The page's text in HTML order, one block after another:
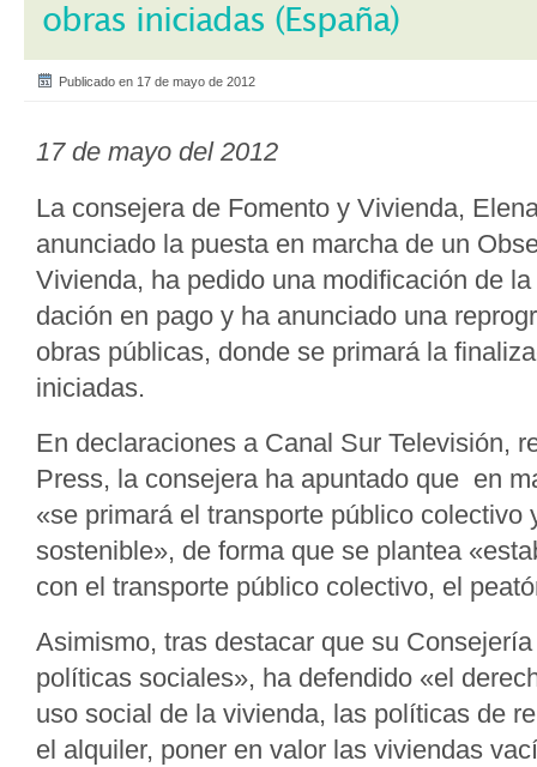
obras iniciadas (España)
Publicado en 17 de mayo de 2012
17 de mayo del 2012
La consejera de Fomento y Vivienda,
anunciado la puesta en marcha de un
Vivienda, ha pedido una modificación de
dación en pago y ha anunciado una
obras públicas, donde se primará la
iniciadas.
En declaraciones a Canal Sur Televisión,
Press, la consejera ha apuntado que en
«se primará el transporte público colectivo
sostenible», de forma que se plantea
con el transporte público colectivo, el
Asimismo, tras destacar que su
políticas sociales», ha defendido «el
uso social de la vivienda, las políticas de
el alquiler, poner en valor las viviendas